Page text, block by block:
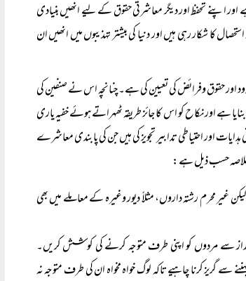
اپنے تحفظ اور دیگر معاشرتی حقوق کے لیے انھیں بنیادی
کا شکار رہی ہیں اور دنیا کی بیشتر تہذیبوں میں انھیں ان
اور حقوق وفرائض کی تعیین کی ہے۔ چنانچہ اس نے صنفین کی
ہے اور نکاح کو اس کا جائز طریقہ ٹھہراتے ہوئے خفیہ یاری
اور احتیاطی تدابیر تجویز کی ہیں جن کی پابندی معاشرے
خلاصہ حسب ذیل ہے:
غیر محرم رشتہ داروں، مثلاً دیور وغیرہ کے معاملے میں بھی
سے مردوں کو اپنی طرف متوجہ کرنے کی کوشش کریں۔
گریز کرنا چاہیے تاکہ لوگ خواہ مخواہ ان کی طرف متوجہ نہ